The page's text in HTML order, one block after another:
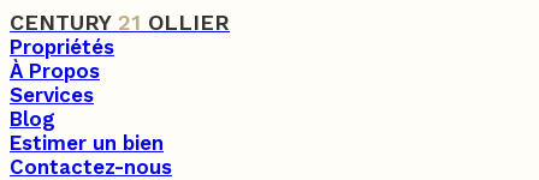
CENTURY 21 OLLIER
Propriétés
À Propos
Services
Blog
Estimer un bien
Contactez-nous